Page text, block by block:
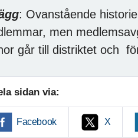
: Ovanstående
men
går till distriktet och
sidan via:
Facebook X